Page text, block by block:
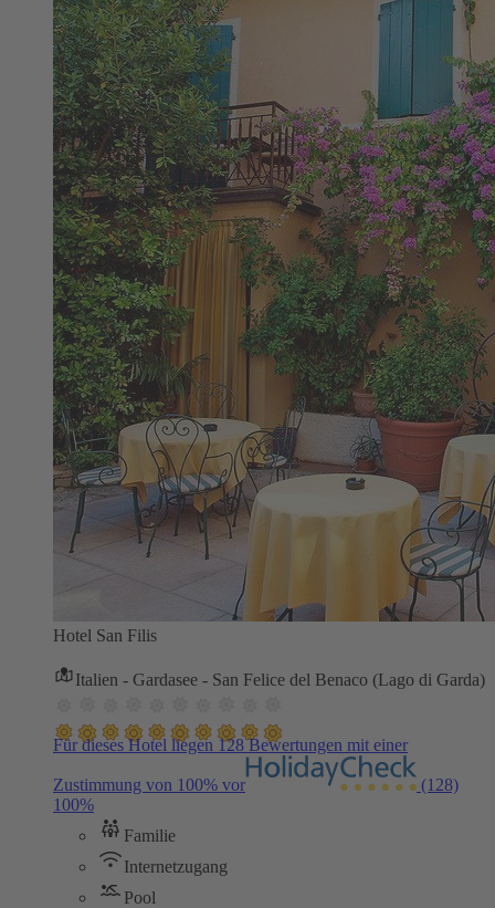
Hotel San Filis
Italien - Gardasee - San Felice del Benaco (Lago di Garda)
Für dieses Hotel liegen 128 Bewertungen mit einer
Zustimmung von 100% vor
(128)
100%
Familie
Internetzugang
Pool